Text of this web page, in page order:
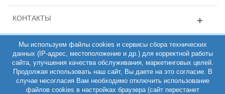
КОНТАКТЫ
ИНН 781431135163, ОГРН 308784714100200, Интернет-магазин
Мы используем файлы cookies и сервисы сбора технических
данных (IP-адрес, местоположение и др.) для корректной работы
сайта, улучшения качества обслуживания, маркетинговых целей.
Продолжая использовать наш сайт, Вы даете на это согласие. В
случае несогласия Вам необходимо отключить использование
файлов cookies в настройках браузера (сайт перестанет